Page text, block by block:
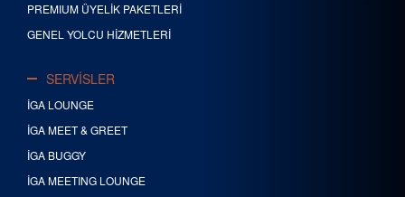
PREMIUM ÜYELİK PAKETLERİ
GENEL YOLCU HİZMETLERİ
SERVİSLER
İGA LOUNGE
İGA MEET & GREET
İGA BUGGY
İGA MEETING LOUNGE